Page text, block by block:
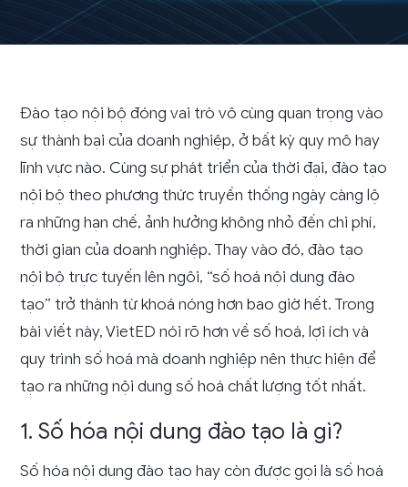
Đào tạo nội bộ đóng vai trò vô cùng quan trọng vào
sự thành bại của doanh nghiệp, ở bất kỳ quy mô hay
lĩnh vực nào. Cùng sự phát triển của thời đại, đào tạo
nội bộ theo phương thức truyền thống ngày càng lộ
ra những hạn chế, ảnh hưởng không nhỏ đến chi phí,
thời gian của doanh nghiệp. Thay vào đó, đào tạo
nội bộ trực tuyến lên ngôi, “số hoá nội dung đào
tạo” trở thành từ khoá nóng hơn bao giờ hết. Trong
bài viết này, VietED nói rõ hơn về số hoá, lợi ích và
quy trình số hoá mà doanh nghiệp nên thực hiện để
tạo ra những nội dung số hoá chất lượng tốt nhất.
1. Số hóa nội dung đào tạo là gì?
Số hóa nội dung đào tạo hay còn được gọi là số hoá